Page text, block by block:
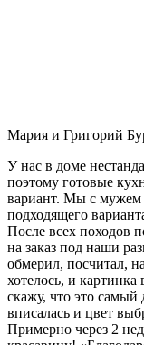
Мария и Григорий
У нас в доме
поэтому готовые
вариант. Мы с мужем
подходящего
После всех походов
на заказ под наши
обмерил, посчитал,
хотелось, и
скажу, что это
вписалась и цвет
Примерно через 2